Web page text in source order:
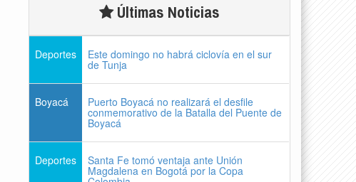
Últimas Noticias
Deportes Este domingo no habrá ciclovía en el sur
de Tunja
Boyacá Puerto Boyacá no realizará el desfile
conmemorativo de la Batalla del Puente de
Boyacá
Deportes Santa Fe tomó ventaja ante Unión
Magdalena en Bogotá por la Copa